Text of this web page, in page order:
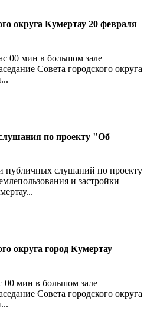
округа Кумертау 20 февраля
00 мин в большом зале
Совета городского округа
по проекту "Об
публичных слушаний по проекту
и застройки
округа город Кумертау
00 мин в большом зале
Совета городского округа